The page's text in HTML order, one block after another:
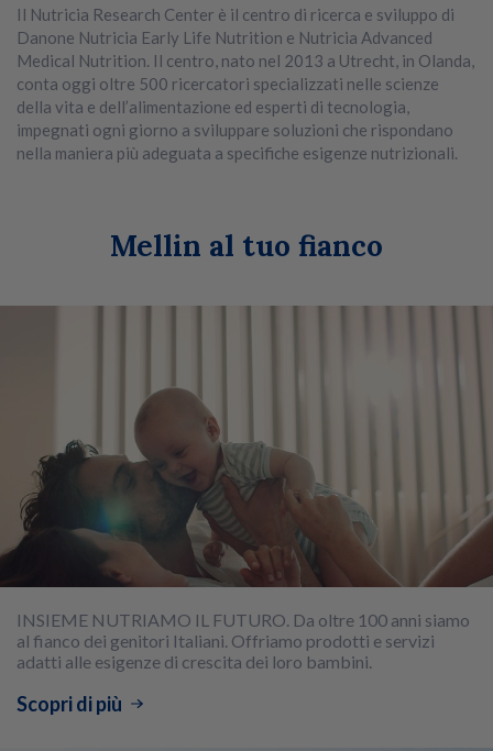
Il Nutricia Research Center è il centro di ricerca e sviluppo di
Danone Nutricia Early Life Nutrition e Nutricia Advanced
Medical Nutrition. Il centro, nato nel 2013 a Utrecht, in Olanda,
conta oggi oltre 500 ricercatori specializzati nelle scienze
della vita e dell’alimentazione ed esperti di tecnologia,
impegnati ogni giorno a sviluppare soluzioni che rispondano
nella maniera più adeguata a specifiche esigenze nutrizionali.
Mellin al tuo fianco
INSIEME NUTRIAMO IL FUTURO. Da oltre 100 anni siamo
al fianco dei genitori Italiani. Offriamo prodotti e servizi
adatti alle esigenze di crescita dei loro bambini.
Scopri di più